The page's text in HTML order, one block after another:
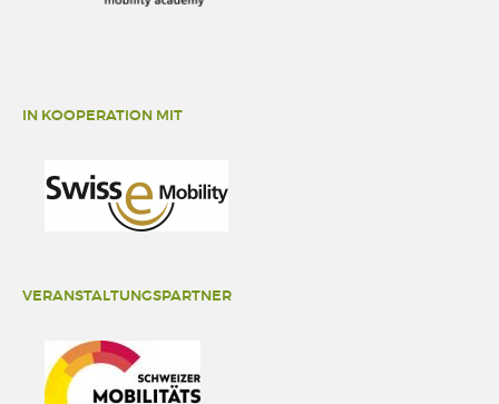
IN KOOPERATION MIT
VERANSTALTUNGSPARTNER